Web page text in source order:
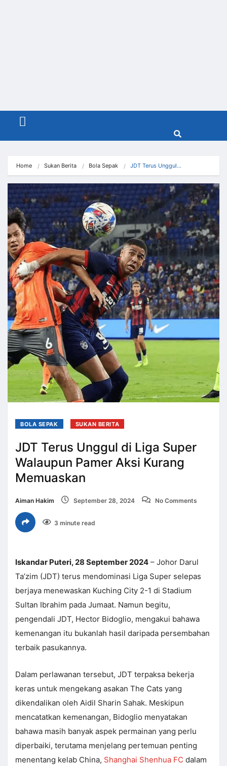
Menu
Home Sukan Berita Bola Sepak JDT Terus Unggul…
BOLA SEPAK SUKAN BERITA
JDT Terus Unggul di Liga Super
Walaupun Pamer Aksi Kurang
Memuaskan
Aiman Hakim September 28, 2024 No Comments
3 minute read
Iskandar Puteri, 28 September 2024 – Johor Darul
Ta’zim (JDT) terus mendominasi Liga Super selepas
berjaya menewaskan Kuching City 2-1 di Stadium
Sultan Ibrahim pada Jumaat. Namun begitu,
pengendali JDT, Hector Bidoglio, mengakui bahawa
kemenangan itu bukanlah hasil daripada persembahan
terbaik pasukannya.
Dalam perlawanan tersebut, JDT terpaksa bekerja
keras untuk mengekang asakan The Cats yang
dikendalikan oleh Aidil Sharin Sahak. Meskipun
mencatatkan kemenangan, Bidoglio menyatakan
bahawa masih banyak aspek permainan yang perlu
diperbaiki, terutama menjelang pertemuan penting
menentang kelab China, Shanghai Shenhua FC dalam